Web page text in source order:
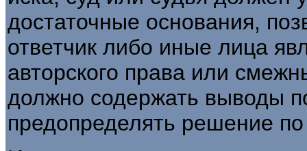
достаточные основания,
ответчик либо иные лица
авторского права или
должно содержать выводы
предопределять решение